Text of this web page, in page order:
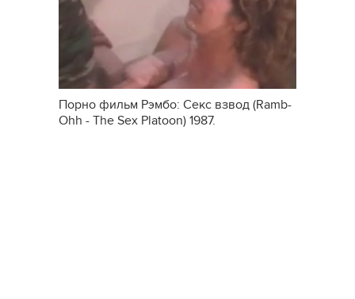
Порно фильм Рэмбо: Секс взвод (Ramb-
Ohh - The Sex Platoon) 1987.